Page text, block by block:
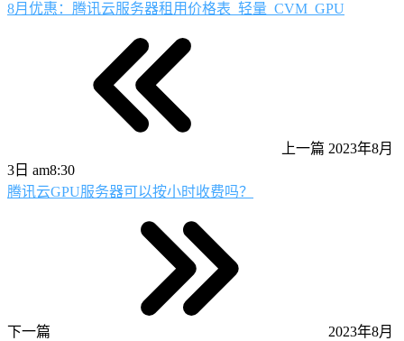
8月优惠：腾讯云服务器租用价格表_轻量_CVM_GPU
上一篇 2023年8月
3日 am8:30
腾讯云GPU服务器可以按小时收费吗？
下一篇
2023年8月